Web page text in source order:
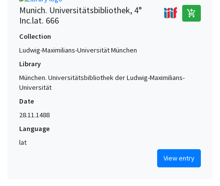
Munich. Universitätsbibliothek, 4°
Inc.lat. 666
add_shopping_cart
Collection
Ludwig-Maximilians-Universität München
Library
München. Universitätsbibliothek der Ludwig-Maximilians-
Universität
Date
28.11.1488
Language
lat
View entry